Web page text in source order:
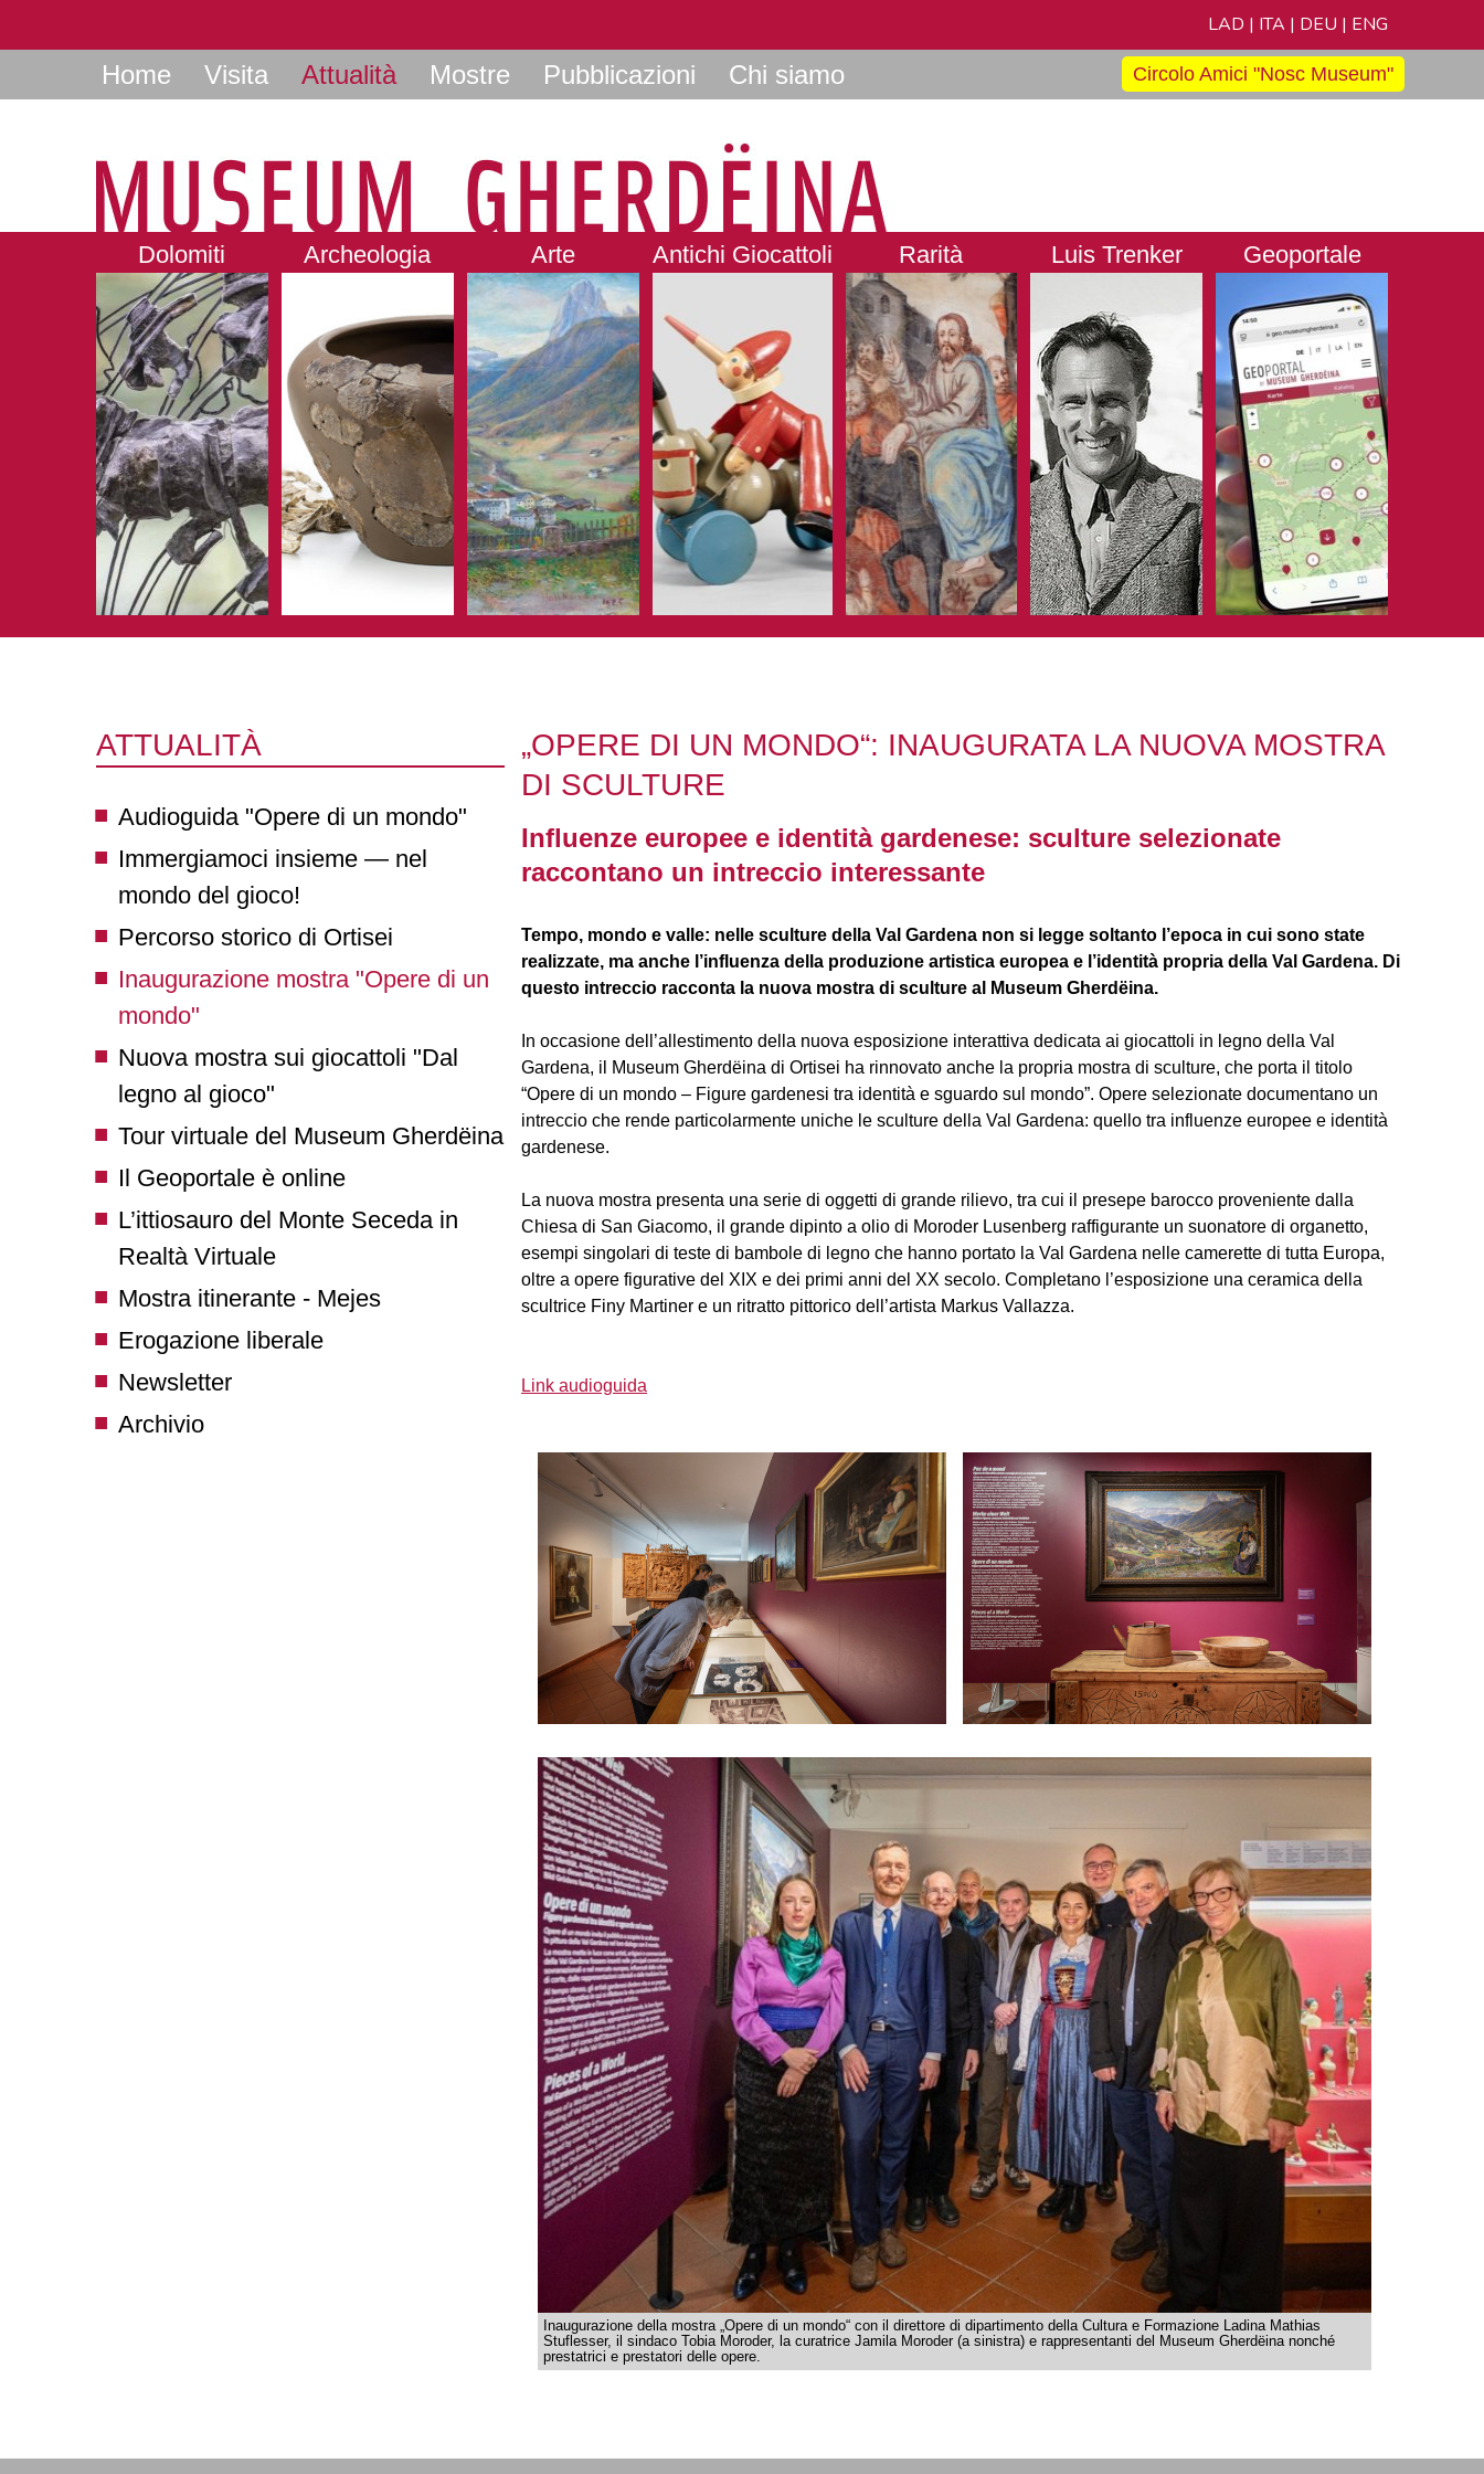
LAD | ITA | DEU | ENG
Home Visita Attualità Mostre Pubblicazioni Chi siamo Circolo Amici "Nosc Museum"
Dolomiti Archeologia Arte Antichi Giocattoli Rarità Luis Trenker Geoportale
ATTUALITÀ
Audioguida "Opere di un mondo"
Immergiamoci insieme — nel
mondo del gioco!
Percorso storico di Ortisei
Inaugurazione mostra "Opere di un
mondo"
Nuova mostra sui giocattoli "Dal
legno al gioco"
Tour virtuale del Museum Gherdëina
Il Geoportale è online
L’ittiosauro del Monte Seceda in
Realtà Virtuale
Mostra itinerante - Mejes
Erogazione liberale
Newsletter
Archivio
„OPERE DI UN MONDO“: INAUGURATA LA NUOVA MOSTRA
DI SCULTURE
Influenze europee e identità gardenese: sculture selezionate
raccontano un intreccio interessante
Tempo, mondo e valle: nelle sculture della Val Gardena non si legge soltanto l’epoca in cui sono state
realizzate, ma anche l’influenza della produzione artistica europea e l’identità propria della Val Gardena. Di
questo intreccio racconta la nuova mostra di sculture al Museum Gherdëina.
In occasione dell’allestimento della nuova esposizione interattiva dedicata ai giocattoli in legno della Val
Gardena, il Museum Gherdëina di Ortisei ha rinnovato anche la propria mostra di sculture, che porta il titolo
“Opere di un mondo – Figure gardenesi tra identità e sguardo sul mondo”. Opere selezionate documentano un
intreccio che rende particolarmente uniche le sculture della Val Gardena: quello tra influenze europee e identità
gardenese.
La nuova mostra presenta una serie di oggetti di grande rilievo, tra cui il presepe barocco proveniente dalla
Chiesa di San Giacomo, il grande dipinto a olio di Moroder Lusenberg raffigurante un suonatore di organetto,
esempi singolari di teste di bambole di legno che hanno portato la Val Gardena nelle camerette di tutta Europa,
oltre a opere figurative del XIX e dei primi anni del XX secolo. Completano l’esposizione una ceramica della
scultrice Finy Martiner e un ritratto pittorico dell’artista Markus Vallazza.
Link audioguida
Inaugurazione della mostra „Opere di un mondo“ con il direttore di dipartimento della Cultura e Formazione Ladina Mathias
Stuflesser, il sindaco Tobia Moroder, la curatrice Jamila Moroder (a sinistra) e rappresentanti del Museum Gherdëina nonché
prestatrici e prestatori delle opere.